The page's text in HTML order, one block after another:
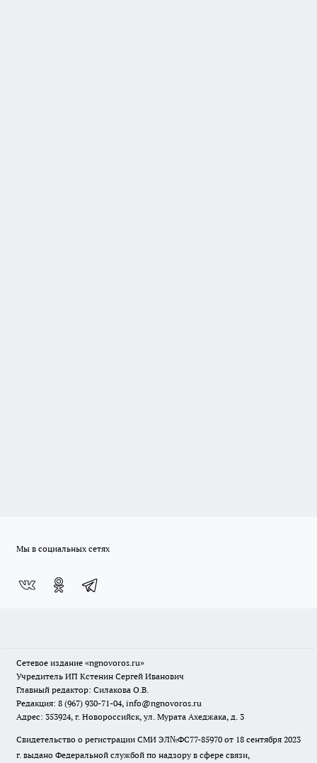
Мы в социальных сетях
Сетевое издание «ngnovoros.ru»
Учредитель ИП Кстенин Сергей Иванович
Главный редактор: Силакова О.В.
Редакция: 8 (967) 930-71-04, info@ngnovoros.ru
Адрес: 353924, г. Новороссийск, ул. Мурата Ахеджака, д. 3
Свидетельство о регистрации СМИ ЭЛ№ФС77-85970 от 18 сентября 2023
г. выдано Федеральной службой по надзору в сфере связи,